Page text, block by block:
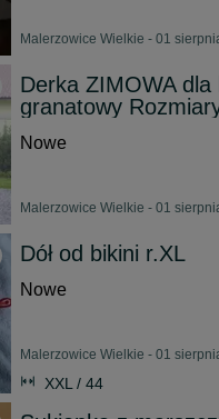
Malerzowice Wielkie - 01
Derka ZIMOWA
granatowy
Nowe
Malerzowice Wielkie - 01
Dół od bikini r.XL
Nowe
Malerzowice Wielkie - 01
XXL / 44